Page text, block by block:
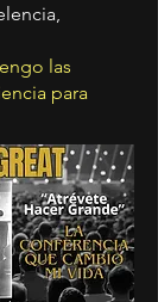
las
para